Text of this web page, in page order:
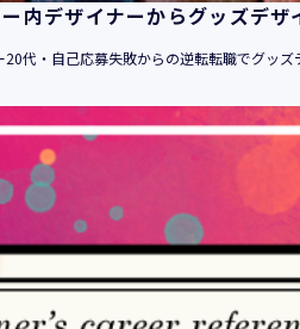
ーム、IPアドレス等に
・当社の運営・提供す
でご利用になったサー
【個人情報の取得・収
当社は、以下の方法に
当社サービスにおいて
内デザイナーからグッズデザ
代・自己応募失敗からの逆転転職でグッ